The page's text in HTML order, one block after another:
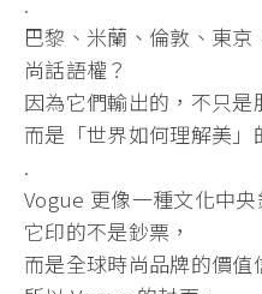
巴黎、米蘭、倫敦、東
尚話語權？
因為它們輸出的，不只是
而是「世界如何理解美」
.
Vogue 更像一種文化中央
它印的不是鈔票，
而是全球時尚品牌的價值